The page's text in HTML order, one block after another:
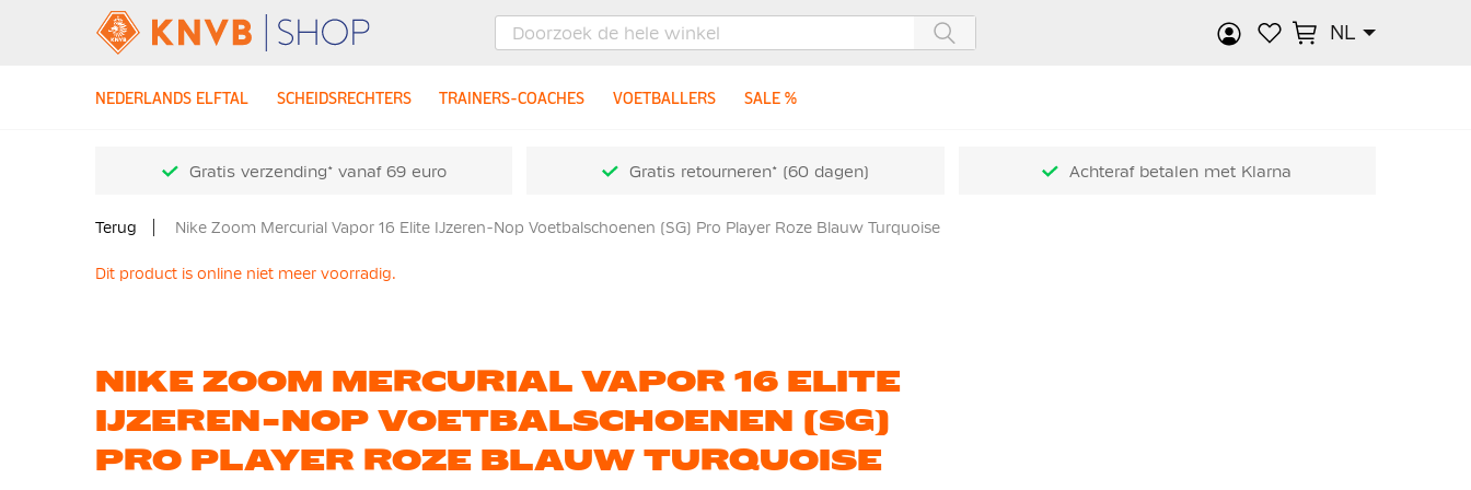
NL
NEDERLANDS ELFTAL SCHEIDSRECHTERS TRAINERS-COACHES VOETBALLERS SALE %
Gratis verzending* vanaf 69 euro Gratis retourneren* (60 dagen) Achteraf betalen met Klarna
Terug Nike Zoom Mercurial Vapor 16 Elite IJzeren-Nop Voetbalschoenen (SG) Pro Player Roze Blauw Turquoise
Dit product is online niet meer voorradig.
NIKE ZOOM MERCURIAL VAPOR 16 ELITE
IJZEREN-NOP VOETBALSCHOENEN (SG)
PRO PLAYER ROZE BLAUW TURQUOISE